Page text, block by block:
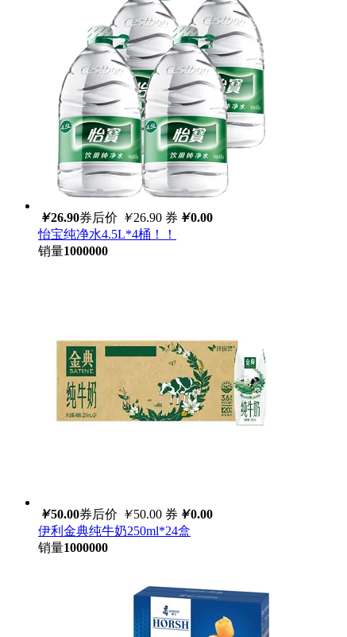
￥26.90券后价 ￥26.90 券 ￥0.00
怡宝纯净水4.5L*4桶！！
销量1000000
￥50.00券后价 ￥50.00 券 ￥0.00
伊利金典纯牛奶250ml*24盒
销量1000000